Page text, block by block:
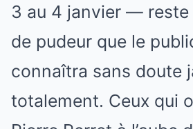
3 au 4 janvier — reste
de pudeur que le
connaîtra sans doute
totalement. Ceux qui